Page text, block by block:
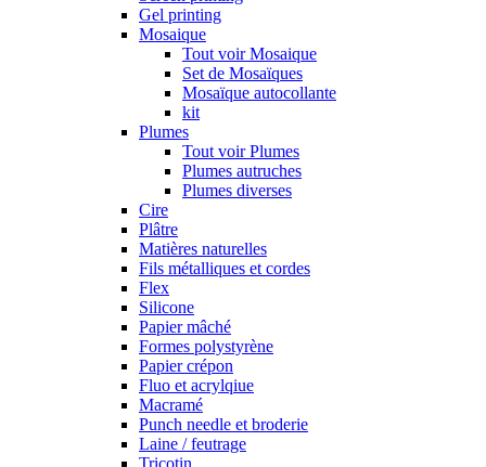
Gel printing
Mosaique
Tout voir Mosaique
Set de Mosaïques
Mosaïque autocollante
kit
Plumes
Tout voir Plumes
Plumes autruches
Plumes diverses
Cire
Plâtre
Matières naturelles
Fils métalliques et cordes
Flex
Silicone
Papier mâché
Formes polystyrène
Papier crépon
Fluo et acrylqiue
Macramé
Punch needle et broderie
Laine / feutrage
Tricotin